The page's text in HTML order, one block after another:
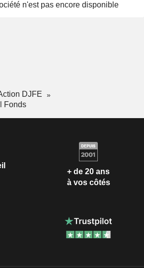
n'est pas encore disponible
DJFE
Fonds
+ de 20 ans
à vos côtés